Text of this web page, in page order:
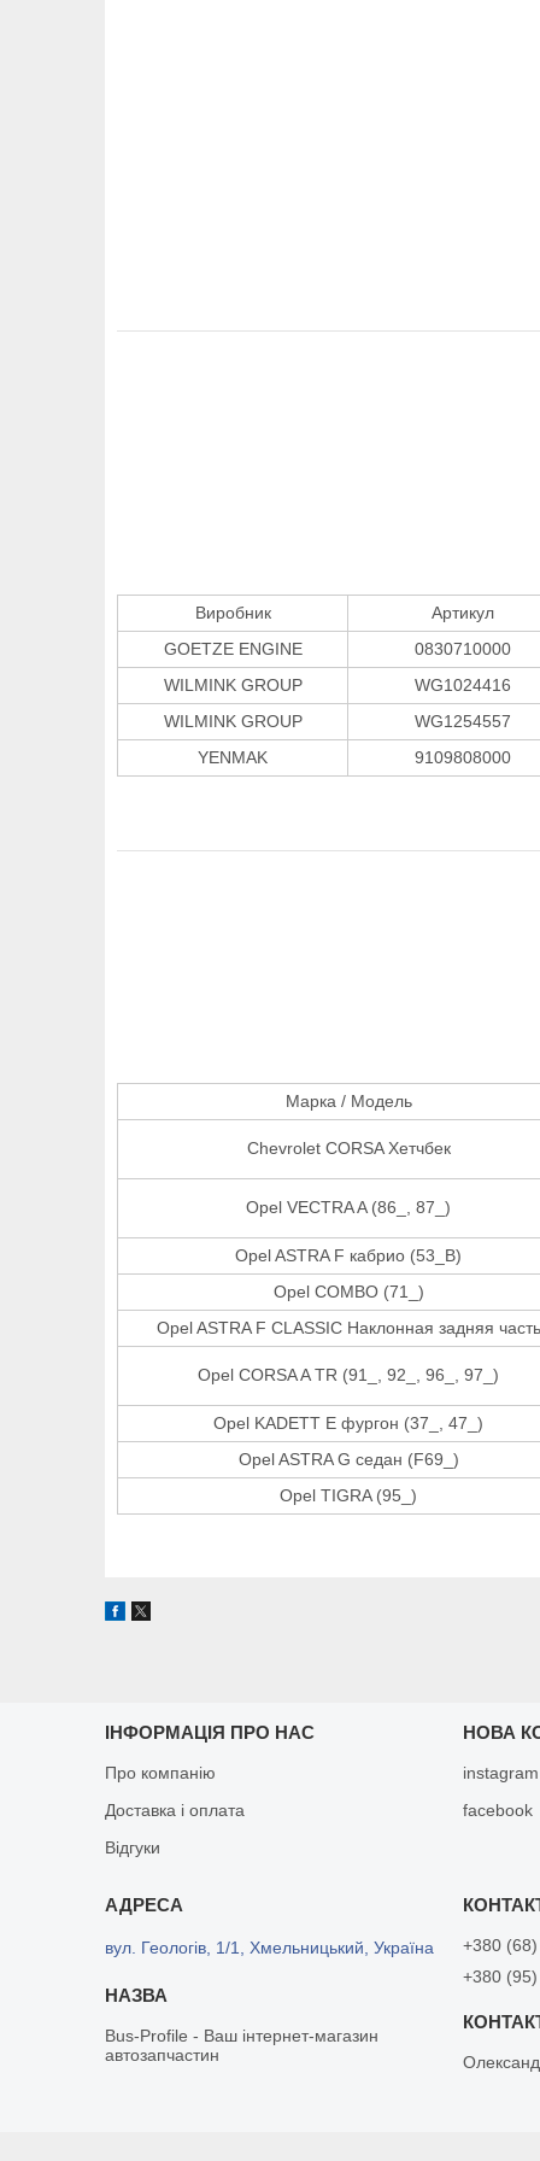
Виробник
Артикул
GOETZE ENGINE
0830710000
WILMINK GROUP
WG1024416
WILMINK GROUP
WG1254557
YENMAK
9109808000
Марка / Модель
Chevrolet CORSA Хетчбек
Opel VECTRA A (86_, 87_)
Opel ASTRA F кабрио (53_B)
Opel COMBO (71_)
Opel ASTRA F CLASSIC Наклонная задняя часть
Opel CORSA A TR (91_, 92_, 96_, 97_)
Opel KADETT E фургон (37_, 47_)
Opel ASTRA G седан (F69_)
Opel TIGRA (95_)
ІНФОРМАЦІЯ ПРО НАС
Про компанію
Доставка і оплата
Відгуки
НОВА
instagram
facebook
вул. Геологів, 1/1, Хмельницький, Україна
Bus-Profile - Ваш інтернет-магазин
автозапчастин
+380
+380